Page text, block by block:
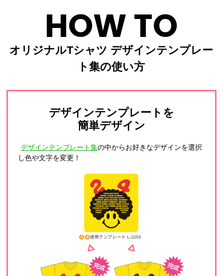
HOW TO
オリジナルTシャツ デザインテンプレー
ト集の使い方
デザインテンプレートを
簡単デザイン
デザインテンプレート集の中からお好きなデザインを選択
し色や文字を変更！